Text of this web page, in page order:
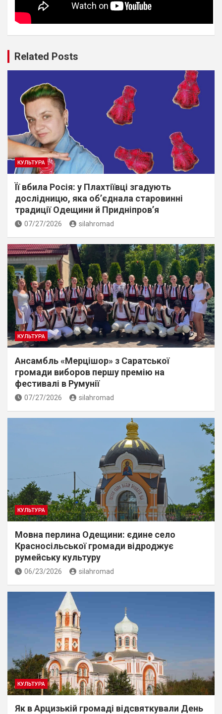
Related Posts
КУЛЬТУРА
Її вбила Росія: у Плахтіївці згадують
дослідницю, яка об’єднала старовинні
традиції Одещини й Придніпров’я
07/27/2026 silahromad
КУЛЬТУРА
Ансамбль «Мерцішор» з Саратської
громади виборов першу премію на
фестивалі в Румунії
07/27/2026 silahromad
КУЛЬТУРА
Мовна перлина Одещини: єдине село
Красносільської громади відроджує
румейську культуру
06/23/2026 silahromad
КУЛЬТУРА
Як в Арцизькій громаді відсвяткували День